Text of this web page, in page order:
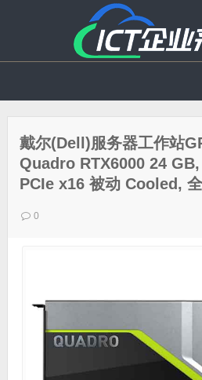
戴尔(Dell)服务器工作站
Quadro RTX6000 24
PCIe x16 被动 Cooled,
0